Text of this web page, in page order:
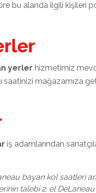
bu alanda ilgili kişileri
yerler hizmetimiz
mağazamıza
iş adamlarından
bayan kol saatleri
talebi 2. el DeLaneau